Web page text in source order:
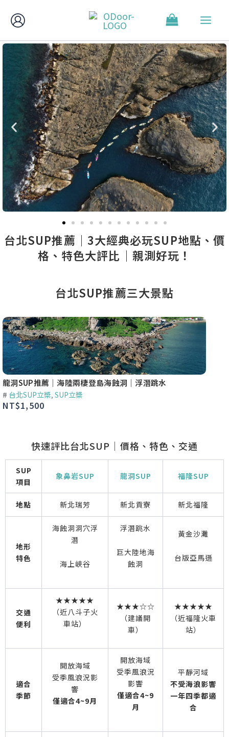
要
內
台北SUP推薦｜3大經典必玩SUP地點、價
格、特色大評比｜親測好玩！
台北SUP推薦三大景點
龍洞SUP推薦｜海陸兩棲登島海蝕洞｜浮潛跳水
# 台北SUP立槳, SUP立槳
NT$1,500
快速評比台北SUP｜價格、特色、交通
SUP
項目
象鼻岩SUP 龍洞SUP 福隆SUP
地點 新北瑞芳 新北貢寮 新北福隆
地形
特色
海蝕洞洞穴浮
潛
海上峽谷
浮潛跳水
巨大陸地海
蝕洞
黃金沙灘
台版亞馬遜
交通
便利
★★★★★
（近八斗子火
車站）
★★★☆☆
（建議開
車）
★★★★★
（近福隆火車
站）
適合
季節
開放海域
受季風浪況影
響
僅適合4~9月
開放海域
受季風浪況
影響
僅適合4~9
月
平靜河域
不受海浪影響
一年四季都適
合